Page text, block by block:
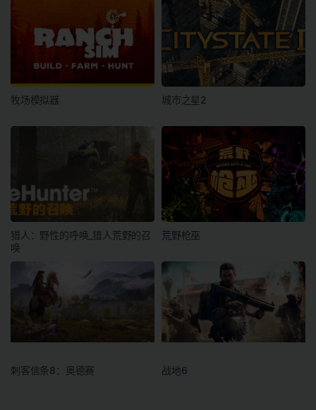
牧场模拟器 城市之星2
猎人：野性的呼唤_猎人荒野的召
唤
荒野枪巫
刺客信条8：奥德赛 战地6